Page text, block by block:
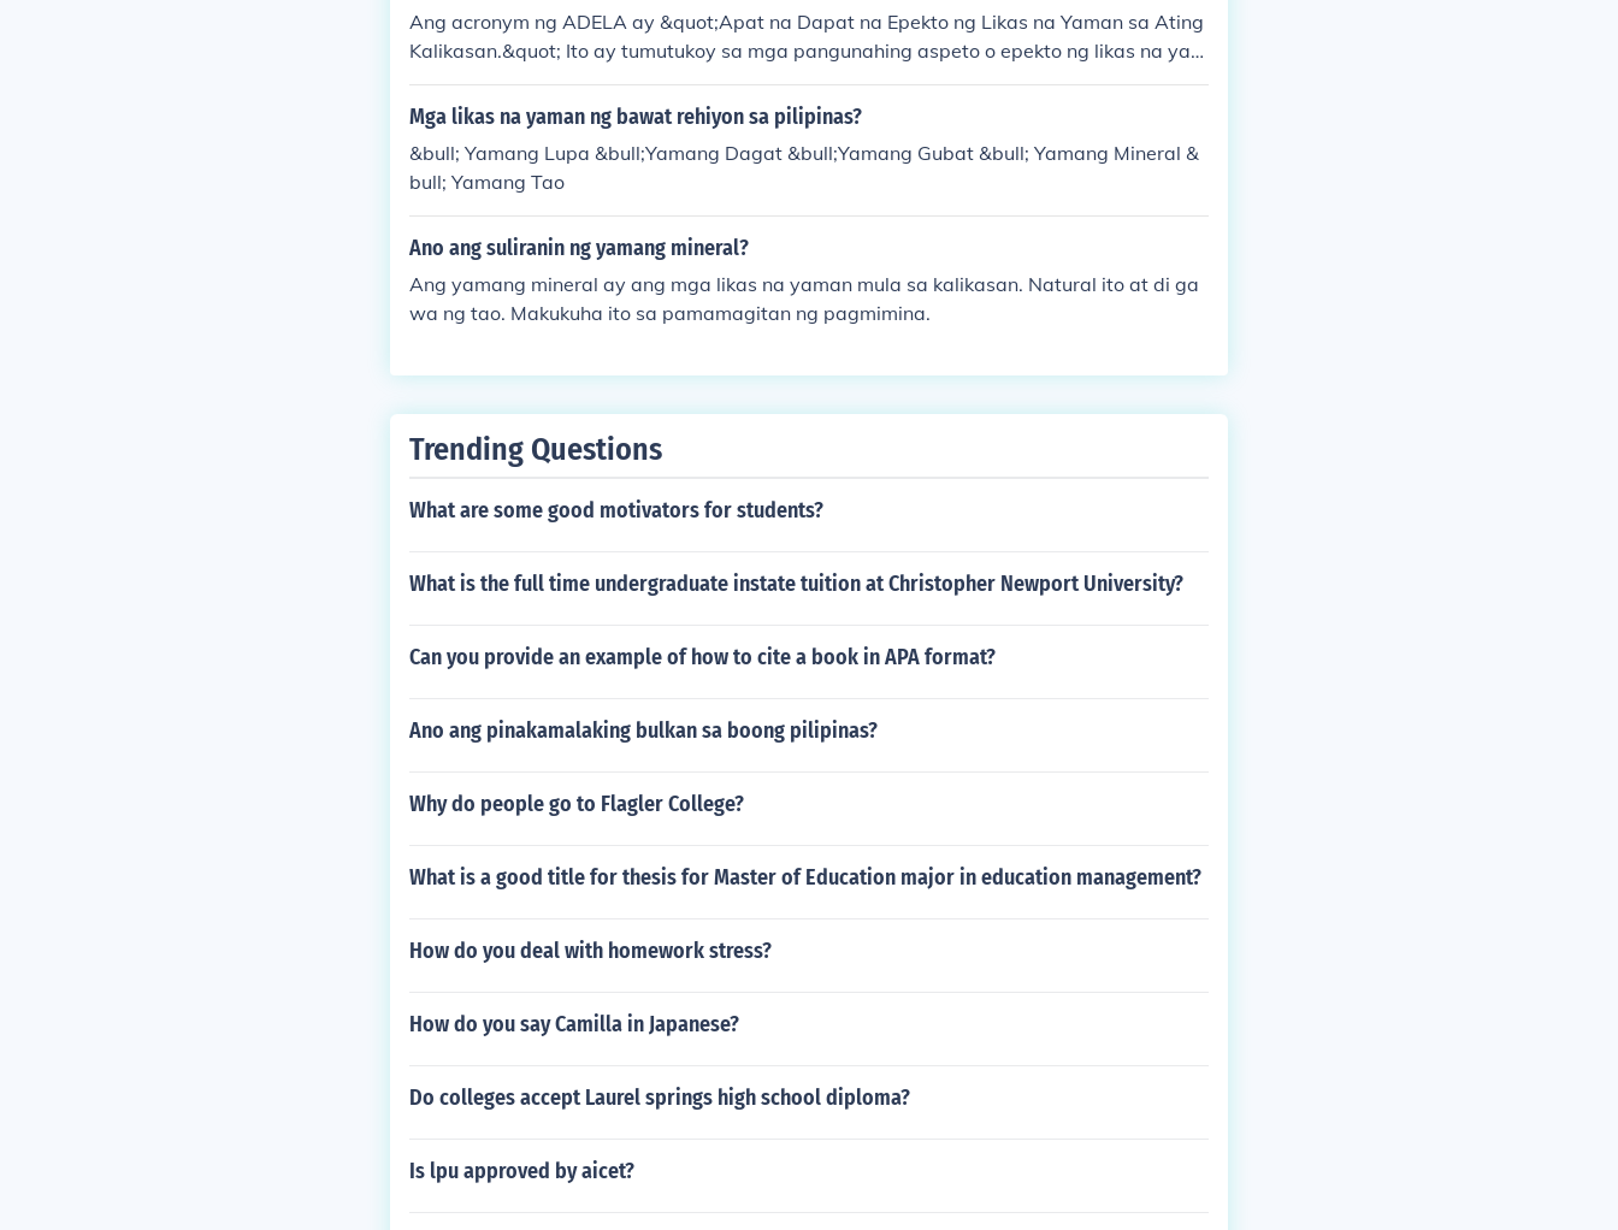
Ang acronym ng ADELA ay &quot;Apat na Dapat na Epekto ng Likas na Yaman sa Ating
Kalikasan.&quot; Ito ay tumutukoy sa mga pangunahing aspeto o epekto ng likas na yam
an sa kapaligiran at sa mga tao. Ang ADELA ay kadalasang ginagamit sa mga usaping
pangkalikasan at pangkaunlaran.
Mga likas na yaman ng bawat rehiyon sa pilipinas?
&bull; Yamang Lupa &bull;Yamang Dagat &bull;Yamang Gubat &bull; Yamang Mineral &
bull; Yamang Tao
Ano ang suliranin ng yamang mineral?
Ang yamang mineral ay ang mga likas na yaman mula sa kalikasan. Natural ito at di ga
wa ng tao. Makukuha ito sa pamamagitan ng pagmimina.
Trending Questions
What are some good motivators for students?
What is the full time undergraduate instate tuition at Christopher Newport University?
Can you provide an example of how to cite a book in APA format?
Ano ang pinakamalaking bulkan sa boong pilipinas?
Why do people go to Flagler College?
What is a good title for thesis for Master of Education major in education management?
How do you deal with homework stress?
How do you say Camilla in Japanese?
Do colleges accept Laurel springs high school diploma?
Is lpu approved by aicet?